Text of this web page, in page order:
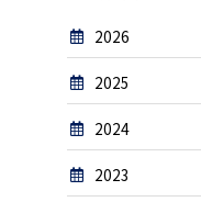
2026
2025
2024
2023